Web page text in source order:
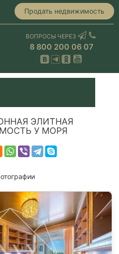
Продать недвижимость
ВОПРОСЫ ЧЕРЕЗ
8 800 200 06 07
ЭЛИТНАЯ
У МОРЯ